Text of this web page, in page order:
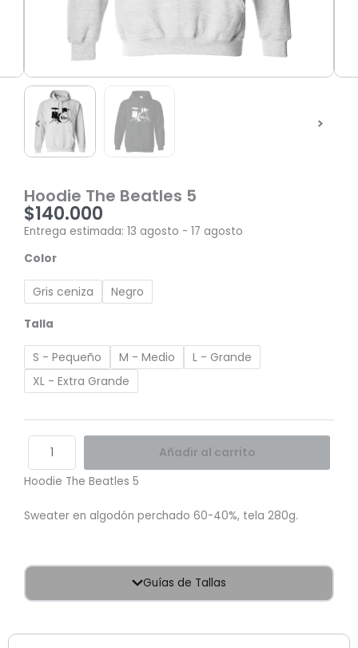
Hoodie The Beatles 5
$140.000
Entrega estimada: 13 agosto - 17 agosto
Color
Gris ceniza Negro
Talla
S - Pequeño M - Medio
L - Grande
XL - Extra Grande
Hoodie
Beatles
5
cantidad
Añadir al carrito
Hoodie The Beatles 5
Sweater en algodón perchado 60-40%, tela 280g.
Guías de Tallas